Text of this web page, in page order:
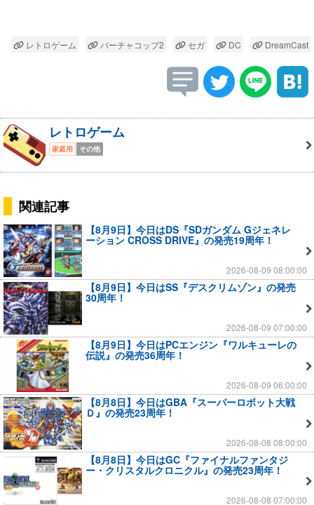
レトロゲーム バーチャコップ2 セガ DC DreamCast
レトロゲーム
家庭用 その他
関連記事
【8月9日】今日はDS『SDガンダム Gジェネレ
ーション CROSS DRIVE』の発売19周年！
2026-08-09 08:00:00
【8月9日】今日はSS『デスクリムゾン』の発売
30周年！
2026-08-09 07:00:00
【8月9日】今日はPCエンジン『ワルキューレの
伝説』の発売36周年！
2026-08-09 06:00:00
【8月8日】今日はGBA『スーパーロボット大戦
Ｄ』の発売23周年！
2026-08-08 08:00:00
【8月8日】今日はGC『ファイナルファンタジ
ー・クリスタルクロニクル』の発売23周年！
2026-08-08 07:00:00